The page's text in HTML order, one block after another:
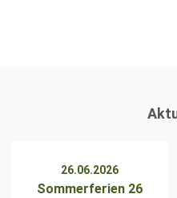
26.06.2026
Sommerferien 26